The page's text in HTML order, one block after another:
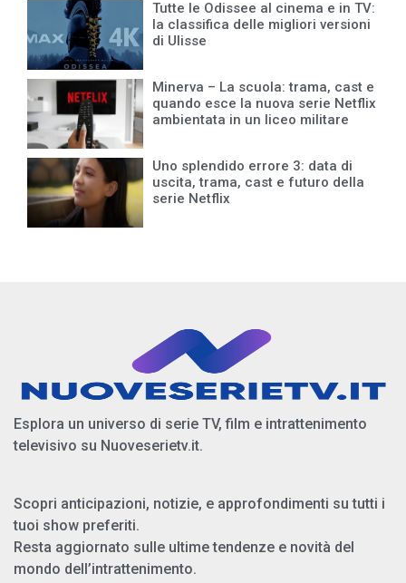
Tutte le Odissee al cinema e in TV:
la classifica delle migliori versioni
di Ulisse
Minerva – La scuola: trama, cast e
quando esce la nuova serie Netflix
ambientata in un liceo militare
Uno splendido errore 3: data di
uscita, trama, cast e futuro della
serie Netflix
Esplora un universo di serie TV, film e intrattenimento
televisivo su Nuoveserietv.it.
Scopri anticipazioni, notizie, e approfondimenti su tutti i
tuoi show preferiti.
Resta aggiornato sulle ultime tendenze e novità del
mondo dell’intrattenimento.